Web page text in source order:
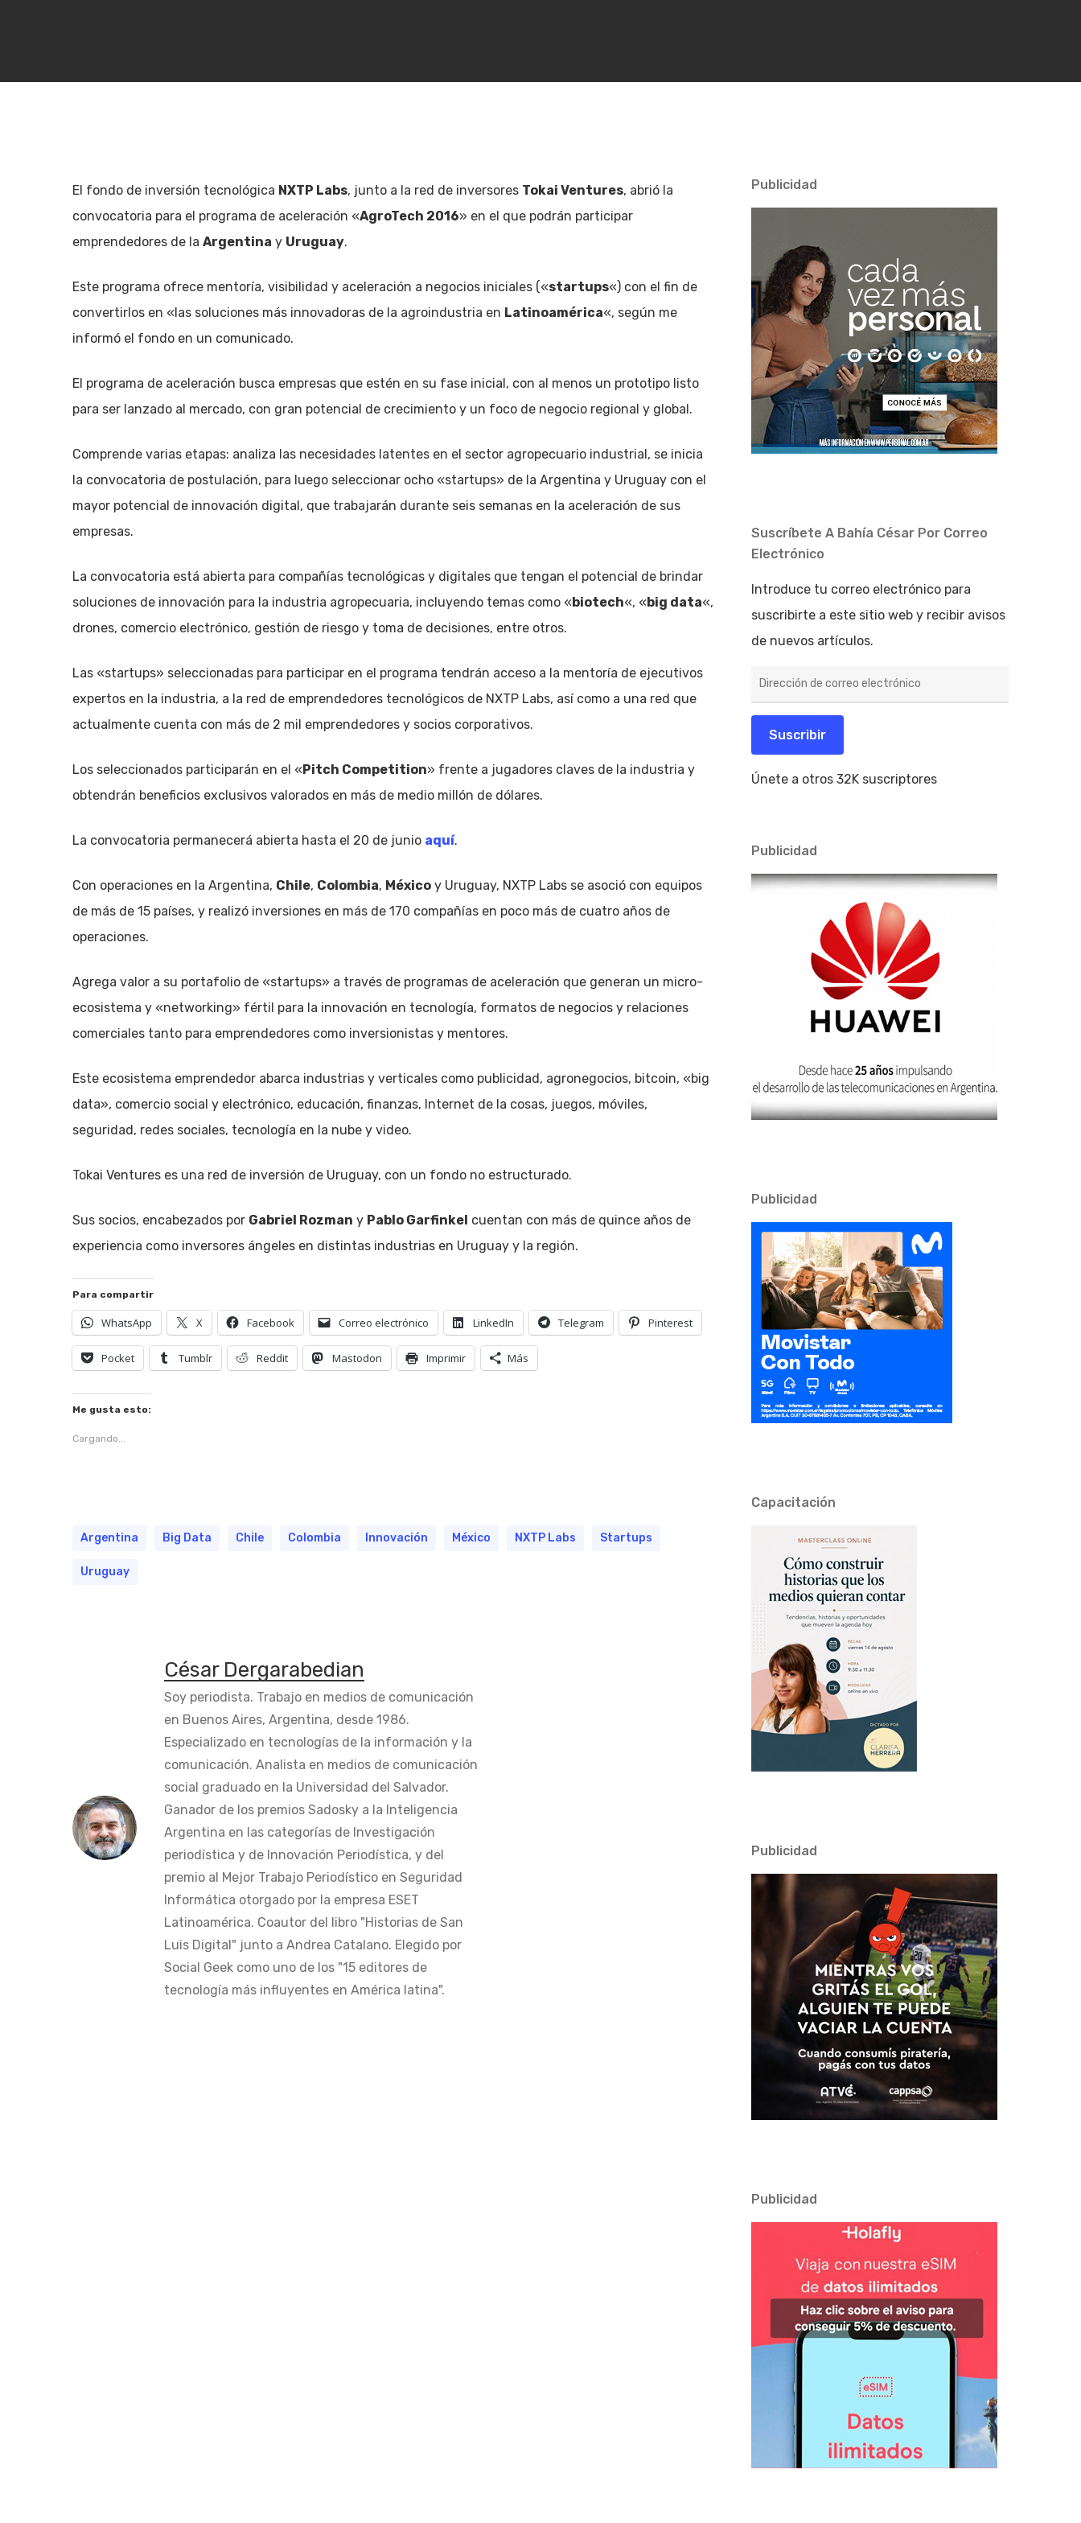
Hit enter to search or ESC to close
El fondo de inversión tecnológica NXTP Labs, junto a la red de inversores Tokai Ventures, abrió la
convocatoria para el programa de aceleración «AgroTech 2016» en el que podrán participar
emprendedores de la Argentina y Uruguay.
Este programa ofrece mentoría, visibilidad y aceleración a negocios iniciales («startups«) con el fin de
convertirlos en «las soluciones más innovadoras de la agroindustria en Latinoamérica«, según me
informó el fondo en un comunicado.
El programa de aceleración busca empresas que estén en su fase inicial, con al menos un prototipo listo
para ser lanzado al mercado, con gran potencial de crecimiento y un foco de negocio regional y global.
Comprende varias etapas: analiza las necesidades latentes en el sector agropecuario industrial, se inicia
la convocatoria de postulación, para luego seleccionar ocho «startups» de la Argentina y Uruguay con el
mayor potencial de innovación digital, que trabajarán durante seis semanas en la aceleración de sus
empresas.
La convocatoria está abierta para compañías tecnológicas y digitales que tengan el potencial de brindar
soluciones de innovación para la industria agropecuaria, incluyendo temas como «biotech«, «big data«,
drones, comercio electrónico, gestión de riesgo y toma de decisiones, entre otros.
Las «startups» seleccionadas para participar en el programa tendrán acceso a la mentoría de ejecutivos
expertos en la industria, a la red de emprendedores tecnológicos de NXTP Labs, así como a una red que
actualmente cuenta con más de 2 mil emprendedores y socios corporativos.
Los seleccionados participarán en el «Pitch Competition» frente a jugadores claves de la industria y
obtendrán beneficios exclusivos valorados en más de medio millón de dólares.
La convocatoria permanecerá abierta hasta el 20 de junio aquí.
Con operaciones en la Argentina, Chile, Colombia, México y Uruguay, NXTP Labs se asoció con equipos
de más de 15 países, y realizó inversiones en más de 170 compañías en poco más de cuatro años de
operaciones.
Agrega valor a su portafolio de «startups» a través de programas de aceleración que generan un micro-
ecosistema y «networking» fértil para la innovación en tecnología, formatos de negocios y relaciones
comerciales tanto para emprendedores como inversionistas y mentores.
Este ecosistema emprendedor abarca industrias y verticales como publicidad, agronegocios, bitcoin, «big
data», comercio social y electrónico, educación, finanzas, Internet de la cosas, juegos, móviles,
seguridad, redes sociales, tecnología en la nube y video.
Tokai Ventures es una red de inversión de Uruguay, con un fondo no estructurado.
Sus socios, encabezados por Gabriel Rozman y Pablo Garfinkel cuentan con más de quince años de
experiencia como inversores ángeles en distintas industrias en Uruguay y la región.
Para compartir
WhatsApp X Facebook Correo electrónico LinkedIn Telegram Pinterest
Pocket Tumblr Reddit Mastodon Imprimir Más
Me gusta esto:
Cargando...
Argentina Big Data Chile Colombia Innovación México NXTP Labs Startups
Uruguay
César Dergarabedian
Soy periodista. Trabajo en medios de comunicación
en Buenos Aires, Argentina, desde 1986.
Especializado en tecnologías de la información y la
comunicación. Analista en medios de comunicación
social graduado en la Universidad del Salvador.
Ganador de los premios Sadosky a la Inteligencia
Argentina en las categorías de Investigación
periodística y de Innovación Periodística, y del
premio al Mejor Trabajo Periodístico en Seguridad
Informática otorgado por la empresa ESET
Latinoamérica. Coautor del libro "Historias de San
Luis Digital" junto a Andrea Catalano. Elegido por
Social Geek como uno de los "15 editores de
tecnología más influyentes en América latina".
Publicidad
Suscríbete A Bahía César Por Correo
Electrónico
Introduce tu correo electrónico para
suscribirte a este sitio web y recibir avisos
de nuevos artículos.
de
electrónico
Suscribir
Únete a otros 32K suscriptores
Publicidad
Publicidad
Capacitación
Publicidad
Publicidad